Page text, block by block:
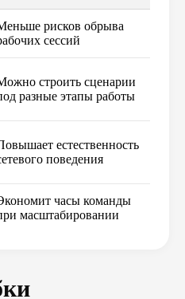
рисков обрыва
сессий
строить сценарии
разные этапы работы
естественность
поведения
часы команды
масштабировании